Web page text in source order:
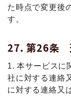
た時点で変更後
す。
第26条
1. 本サービスに
社に対する連絡
に対する連絡又